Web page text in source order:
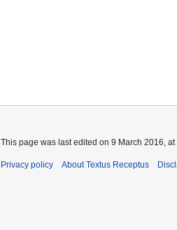
This page was last edited on 9 March 2016, at
Privacy policy About Textus Receptus